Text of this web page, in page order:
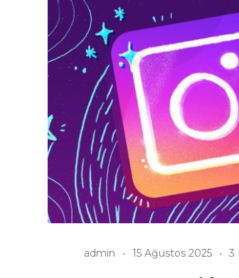
admin 15 Ağustos 2025 3